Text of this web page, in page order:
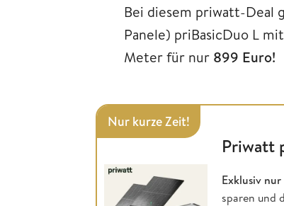
Bei diesem priwatt-Deal
Panele) priBasicDuo L
Meter für nur 899 Euro!
Nur kurze Zeit!
Priwatt
Exklusiv
sparen und